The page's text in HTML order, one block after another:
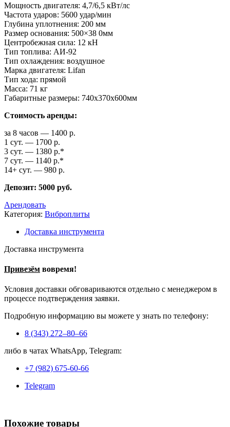
Мощность двигателя: 4,7/6,5 кВт/лс
Частота ударов: 5600 удар/мин
Глубина уплотнения: 200 мм
Размер основания: 500×38 0мм
Центробежная сила: 12 кН
Тип топлива: АИ-92
Тип охлаждения: воздушное
Марка двигателя: Lifan
Тип хода: прямой
Масса: 71 кг
Габаритные размеры: 740x370x600мм
Стоимость аренды:
за 8 часов — 1400 р.
1 сут. — 1700 р.
3 сут. — 1380 р.*
7 сут. — 1140 р.*
14+ сут. — 980 р.
Депозит: 5000 руб.
Арендовать
Категория: Виброплиты
Доставка инструмента
Доставка инструмента
Привезём вовремя!
Условия доставки обговариваются отдельно с менеджером в
процессе подтверждения заявки.
Подробную информацию вы можете у знать по телефону:
8 (343) 272–80–66
либо в чатах WhatsApp, Telegram:
+7 (982) 675-60-66
Telegram
Похожие товары